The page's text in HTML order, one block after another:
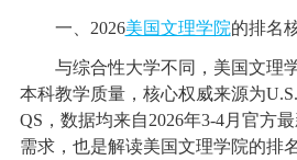
一、2026美国文理学院的排名
与综合性大学不同，美国文理
本科教学质量，核心权威来源为
QS，数据均来自2026年3-4月官方
需求，也是解读美国文理学院的排